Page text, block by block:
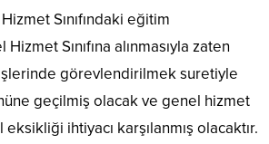
Sınıfındaki eğitim
Hizmet Sınıfına alınmasıyla zaten
işlerinde görevlendirilmek suretiyle
geçilmiş olacak ve genel hizmet
eksikliği ihtiyacı karşılanmış olacaktır.